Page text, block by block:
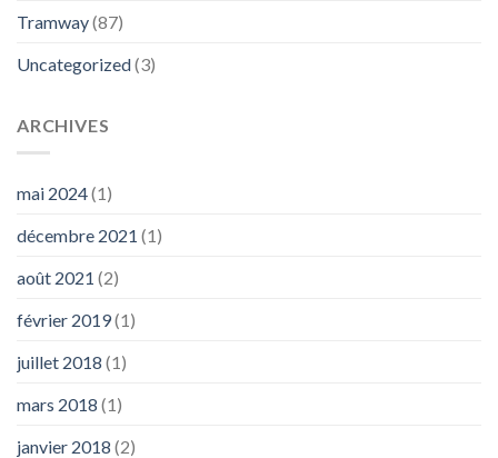
Tramway(87)
Uncategorized(3)
ARCHIVES
mai 2024(1)
décembre 2021 (1)
août 2021 (2)
février 2019(1)
juillet 2018 (1)
mars 2018 (1)
janvier 2018 (2)